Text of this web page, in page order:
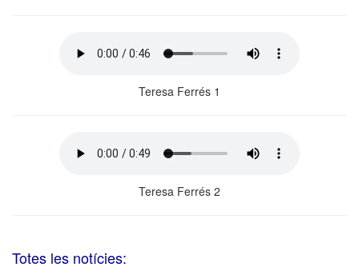
Teresa Ferrés 1
Teresa Ferrés 2
Totes les notícies: